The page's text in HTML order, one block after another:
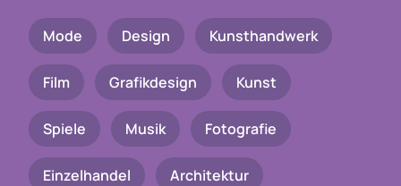
Mode Design Kunsthandwerk
Film Grafikdesign Kunst
Spiele Musik Fotografie
Einzelhandel Architektur